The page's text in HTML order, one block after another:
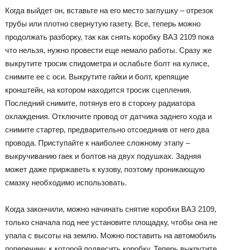
Когда выйдет он, вставьте на его место заглушку – отрезок
трубы или плотно свернутую газету. Все, теперь можно
продолжать разборку, так как снять коробку ВАЗ 2109 пока
что нельзя, нужно провести еще немало работы. Сразу же
выкрутите тросик спидометра и ослабьте болт на кулисе,
снимите ее с оси. Выкрутите гайки и болт, крепящие
кронштейн, на котором находится тросик сцепления.
Последний снимите, потянув его в сторону радиатора
охлаждения. Отключите провод от датчика заднего хода и
снимите стартер, предварительно отсоединив от него два
провода. Приступайте к наиболее сложному этапу –
выкручиванию гаек и болтов на двух подушках. Задняя
может даже приржаветь к кузову, поэтому проникающую
смазку необходимо использовать.
Когда закончили, можно начинать снятие коробки ВАЗ 2109,
только сначала под нее установите площадку, чтобы она не
упала с высоты на землю. Можно поставить на автомобиль